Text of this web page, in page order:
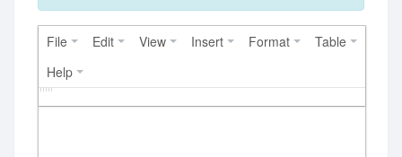
File Edit View Insert Format
Table
Help